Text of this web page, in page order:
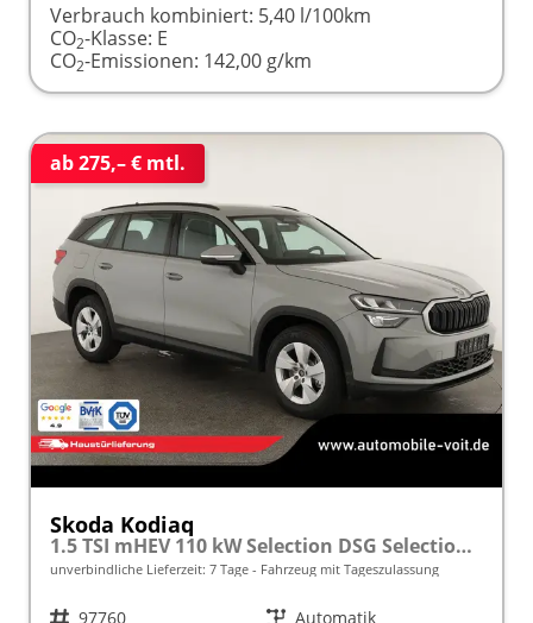
Verbrauch kombiniert: 5,40 l/100km
CO2-Klasse: E
CO2-Emissionen: 142,00 g/km
ab 275,– € mtl.
Skoda Kodiaq
1.5 TSI mHEV 110 kW Selection DSG Selection, AHK, Navi, Side, Kamera, Winter, 4 J.- Garantie
unverbindliche Lieferzeit: 7 Tage Fahrzeug mit Tageszulassung
Fahrzeugnr. 97760 Getriebe Automatik